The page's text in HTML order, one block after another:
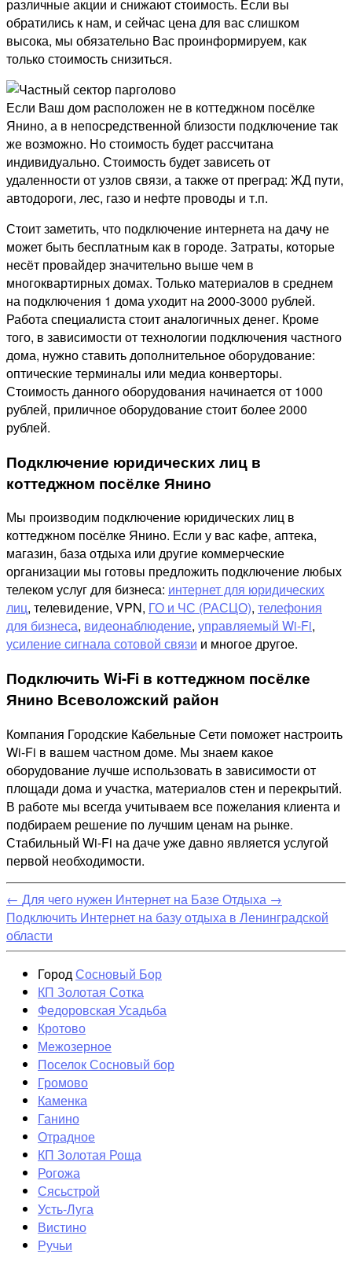
различные акции и снижают стоимость. Если вы
обратились к нам, и сейчас цена для вас слишком
высока, мы обязательно Вас проинформируем, как
только стоимость снизиться.
Если Ваш дом расположен не в коттеджном посёлке
Янино, а в непосредственной близости подключение так
же возможно. Но стоимость будет рассчитана
индивидуально. Стоимость будет зависеть от
удаленности от узлов связи, а также от преград: ЖД пути,
автодороги, лес, газо и нефте проводы и т.п.
Стоит заметить, что подключение интернета на дачу не
может быть бесплатным как в городе. Затраты, которые
несёт провайдер значительно выше чем в
многоквартирных домах. Только материалов в среднем
на подключения 1 дома уходит на 2000-3000 рублей.
Работа специалиста стоит аналогичных денег. Кроме
того, в зависимости от технологии подключения частного
дома, нужно ставить дополнительное оборудование:
оптические терминалы или медиа конверторы.
Стоимость данного оборудования начинается от 1000
рублей, приличное оборудование стоит более 2000
рублей.
Подключение юридических лиц в
коттеджном посёлке Янино
Мы производим подключение юридических лиц в
коттеджном посёлке Янино. Если у вас кафе, аптека,
магазин, база отдыха или другие коммерческие
организации мы готовы предложить подключение любых
телеком услуг для бизнеса: интернет для юридических
лиц, телевидение, VPN, ГО и ЧС (РАСЦО), телефония
для бизнеса, видеонаблюдение, управляемый Wi-Fi,
усиление сигнала сотовой связи и многое другое.
Подключить Wi-Fi в коттеджном посёлке
Янино Всеволожский район
Компания Городские Кабельные Сети поможет настроить
Wi-Fi в вашем частном доме. Мы знаем какое
оборудование лучше использовать в зависимости от
площади дома и участка, материалов стен и перекрытий.
В работе мы всегда учитываем все пожелания клиента и
подбираем решение по лучшим ценам на рынке.
Стабильный Wi-Fi на даче уже давно является услугой
первой необходимости.
← Для чего нужен Интернет на Базе Отдыха →
Подключить Интернет на базу отдыха в Ленинградской
области
ГородСосновый Бор
КП Золотая Сотка
Федоровская Усадьба
Кротово
Межозерное
Поселок Сосновый бор
Громово
Каменка
Ганино
Отрадное
КП Золотая Роща
Рогожа
Сясьстрой
Усть-Луга
Вистино
Ручьи